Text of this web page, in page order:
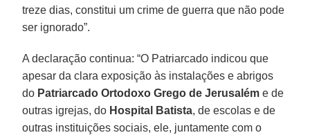
treze dias, constitui um crime de guerra que não pode
ser ignorado”.
A declaração continua: “O Patriarcado indicou que
apesar da clara exposição às instalações e abrigos
do Patriarcado Ortodoxo Grego de Jerusalém e de
outras igrejas, do Hospital Batista, de escolas e de
outras instituições sociais, ele, juntamente com o